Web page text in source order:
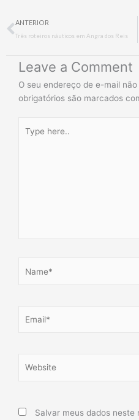
Prev
ANTERIOR
Três roteiros náuticos em Angra dos Reis
Leave a Comment
O seu endereço de e-mail
obrigatórios são marcados
here..
Salvar meus dados neste